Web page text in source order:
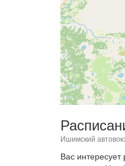
Ишимский
Вас